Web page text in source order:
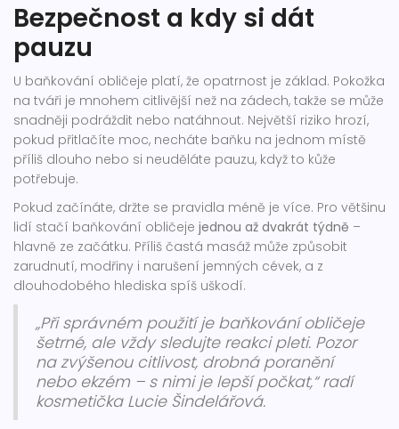
Bezpečnost a kdy si dát
pauzu
U baňkování obličeje platí, že opatrnost je základ. Pokožka
na tváři je mnohem citlivější než na zádech, takže se může
snadněji podráždit nebo natáhnout. Největší riziko hrozí,
pokud přitlačíte moc, necháte baňku na jednom místě
příliš dlouho nebo si neuděláte pauzu, když to kůže
potřebuje.
Pokud začínáte, držte se pravidla méně je více. Pro většinu
lidí stačí baňkování obličeje jednou až dvakrát týdně –
hlavně ze začátku. Příliš častá masáž může způsobit
zarudnutí, modřiny i narušení jemných cévek, a z
dlouhodobého hlediska spíš uškodí.
„Při správném použití je baňkování obličeje
šetrné, ale vždy sledujte reakci pleti. Pozor
na zvýšenou citlivost, drobná poranění
nebo ekzém – s nimi je lepší počkat,“ radí
kosmetička Lucie Šindelářová.